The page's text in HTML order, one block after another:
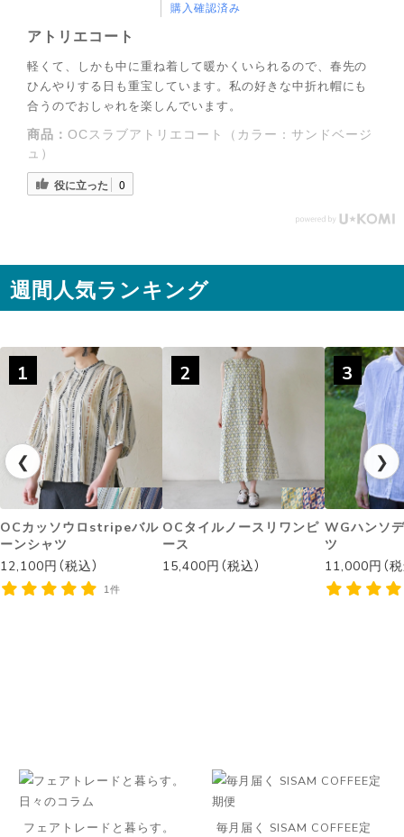
購入確認済み
アトリエコート
軽くて、しかも中に重ね着して暖かくいられるので、春先の
ひんやりする日も重宝しています。私の好きな中折れ帽にも
合うのでおしゃれを楽しんでいます。
商品： OCスラブアトリエコート（カラー：サンドベージ
ュ）
役に立った 0
週間人気ランキング
❮
1
OCカッソウロstripeバル
ーンシャツ
12,100円（税込）
1件
2
OCタイルノースリワンピ
ース
15,400円（税込）
3
WGハンソ
ツ
11,000円（税
❯
フェアトレードと暮らす。
毎月届く SISAM COFFEE定